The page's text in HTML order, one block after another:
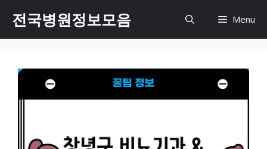
츠
전국병원정보모음 Menu